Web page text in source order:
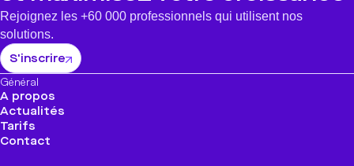
Rejoignez les +60 000 professionnels qui utilisent nos
solutions.
S'inscrire
Général
A propos
Actualités
Tarifs
Contact